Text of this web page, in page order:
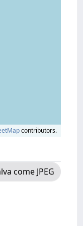
contributors.
come JPEG